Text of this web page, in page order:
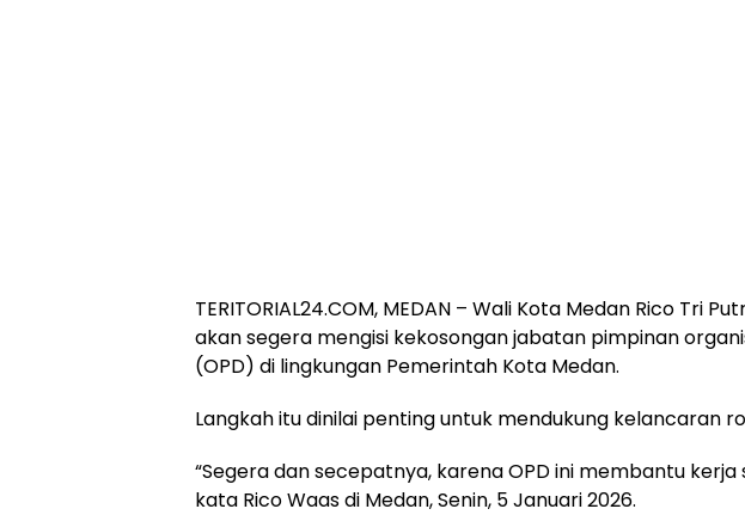
TERITORIAL24.COM, MEDAN – Wali Kota Medan Rico Tri
akan segera mengisi kekosongan jabatan pimpinan
(OPD) di lingkungan Pemerintah Kota Medan.
Langkah itu dinilai penting untuk mendukung kelancaran
“Segera dan secepatnya, karena OPD ini membantu kerja
kata Rico Waas di Medan, Senin, 5 Januari 2026.